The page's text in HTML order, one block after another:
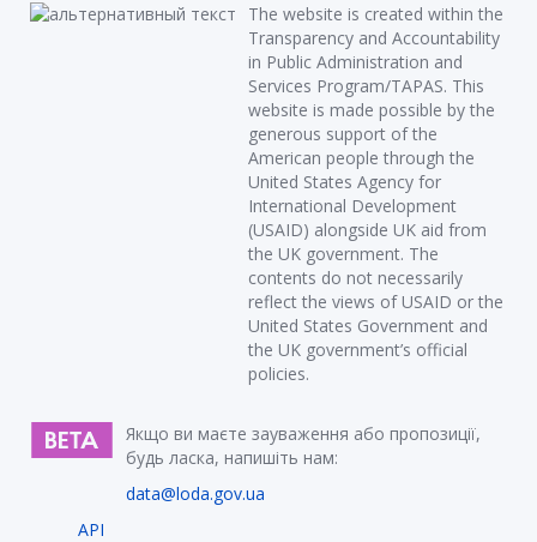
The website is created within the
Transparency and Accountability
in Public Administration and
Services Program/TAPAS. This
website is made possible by the
generous support of the
American people through the
United States Agency for
International Development
(USAID) alongside UK aid from
the UK government. The
contents do not necessarily
reflect the views of USAID or the
United States Government and
the UK government’s official
policies.
Якщо ви маєте зауваження або пропозиції,
будь ласка, напишіть нам:
data@loda.gov.ua
API